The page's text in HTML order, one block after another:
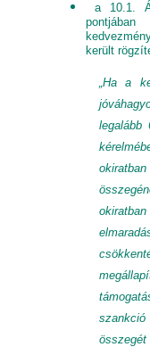
a 10.1.
került
„Ha a
legalább